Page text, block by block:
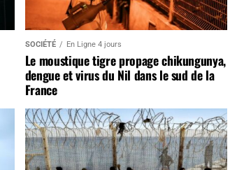
SOCIÉTÉ En Ligne 4 jours
Le moustique tigre propage chikungunya,
dengue et virus du Nil dans le sud de la
France